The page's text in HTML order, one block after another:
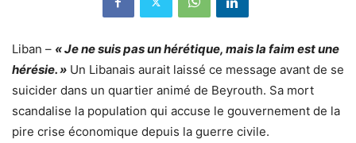
Liban – « Je ne suis pas un hérétique, mais la faim est une
hérésie. » Un Libanais aurait laissé ce message avant de se
suicider dans un quartier animé de Beyrouth. Sa mort
scandalise la population qui accuse le gouvernement de la
pire crise économique depuis la guerre civile.